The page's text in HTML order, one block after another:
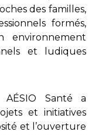
des familles,
formés,
environnement
et ludiques
Santé a
et initiatives
et l’ouverture